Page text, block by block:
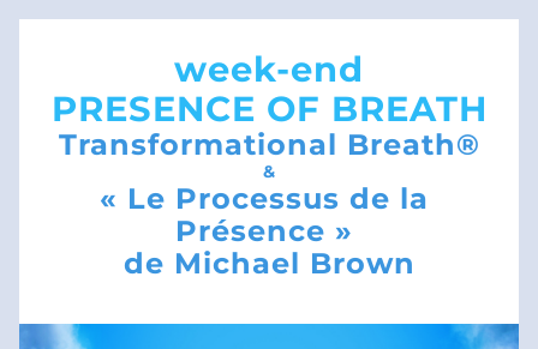
week-end
PRESENCE OF BREATH
Transformational Breath®
&
« Le Processus de la
Présence »
de Michael Brown